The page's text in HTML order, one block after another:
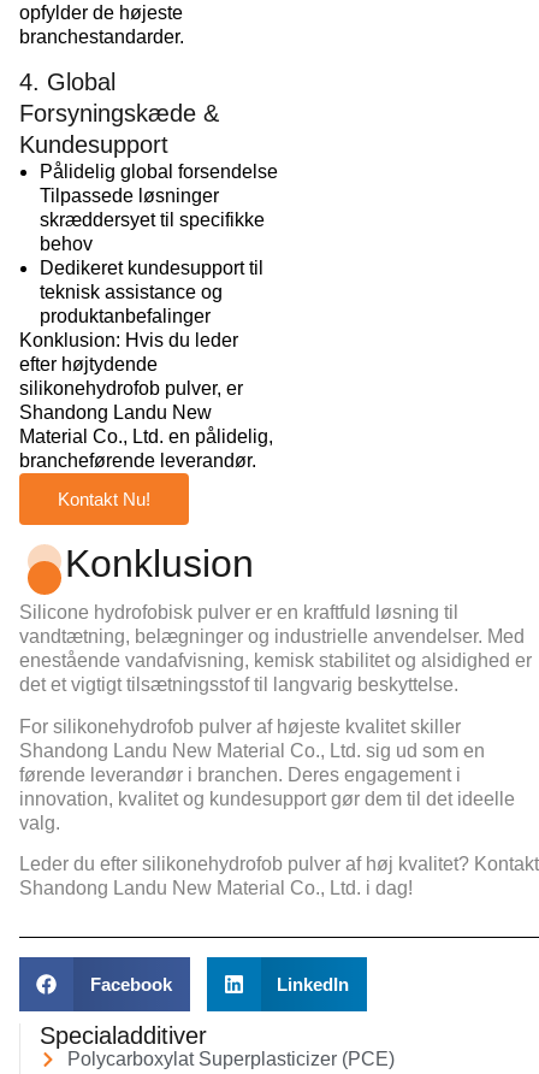
opfylder de højeste
branchestandarder.
4. Global
Forsyningskæde &
Kundesupport
Pålidelig global forsendelse
Tilpassede løsninger
skræddersyet til specifikke
behov
Dedikeret kundesupport til
teknisk assistance og
produktanbefalinger
Konklusion: Hvis du leder
efter højtydende
silikonehydrofob pulver, er
Shandong Landu New
Material Co., Ltd. en pålidelig,
brancheførende leverandør.
Kontakt Nu!
Konklusion
Silicone hydrofobisk pulver er en kraftfuld løsning til
vandtætning, belægninger og industrielle anvendelser. Med
enestående vandafvisning, kemisk stabilitet og alsidighed er
det et vigtigt tilsætningsstof til langvarig beskyttelse.
For silikonehydrofob pulver af højeste kvalitet skiller
Shandong Landu New Material Co., Ltd. sig ud som en
førende leverandør i branchen. Deres engagement i
innovation, kvalitet og kundesupport gør dem til det ideelle
valg.
Leder du efter silikonehydrofob pulver af høj kvalitet? Kontakt
Shandong Landu New Material Co., Ltd. i dag!
Facebook LinkedIn
Specialadditiver
Polycarboxylat Superplasticizer (PCE)